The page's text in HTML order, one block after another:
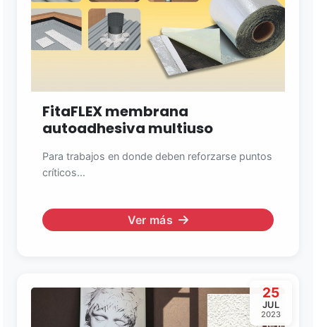
FitaFLEX membrana
autoadhesiva multiuso
Para trabajos en donde deben reforzarse puntos
críticos...
Ver más
25
JUL
2023